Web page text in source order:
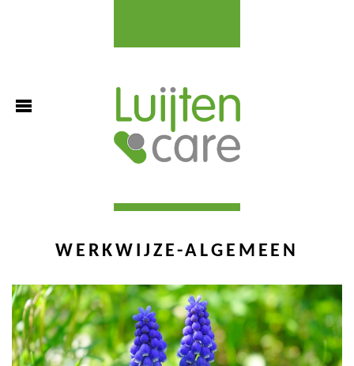
WERKWIJZE-ALGEMEEN